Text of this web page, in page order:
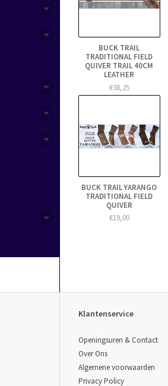
BUCK TRAIL
TRADITIONAL FIELD
QUIVER TRAIL 40CM
LEATHER
€38,25
BUCK TRAIL YARANGO
TRADITIONAL FIELD
QUIVER
€19,00
Klantenservice
Openingsuren & Contact
Over Ons
Algemene voorwaarden
Privacy Policy